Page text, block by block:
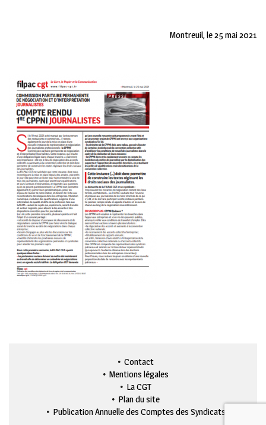
Montreuil, le 25 mai 2021
Contact
Mentions légales
La CGT
Plan du site
Publication Annuelle des Comptes des Syndicats